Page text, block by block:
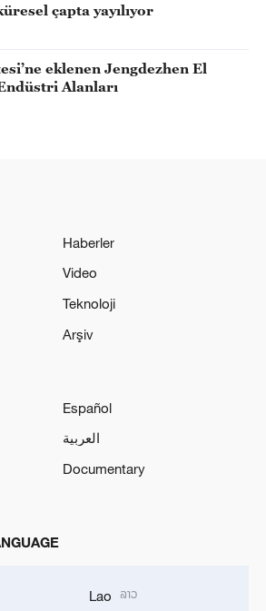
çapta yayılıyor
eklenen Jengdezhen El
Alanları
Haberler
Video
Teknoloji
Arşiv
Español
العربية
Documentary
Lao ລາວ